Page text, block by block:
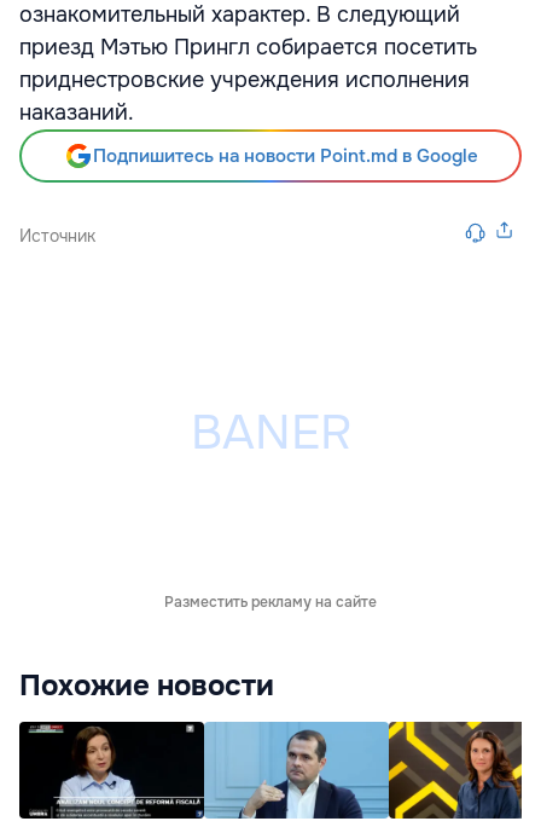
ознакомительный характер. В следующий
приезд Мэтью Прингл собирается посетить
приднестровские учреждения исполнения
наказаний.
Подпишитесь на новости Point.md в Google
Источник
Разместить рекламу на сайте
Похожие новости